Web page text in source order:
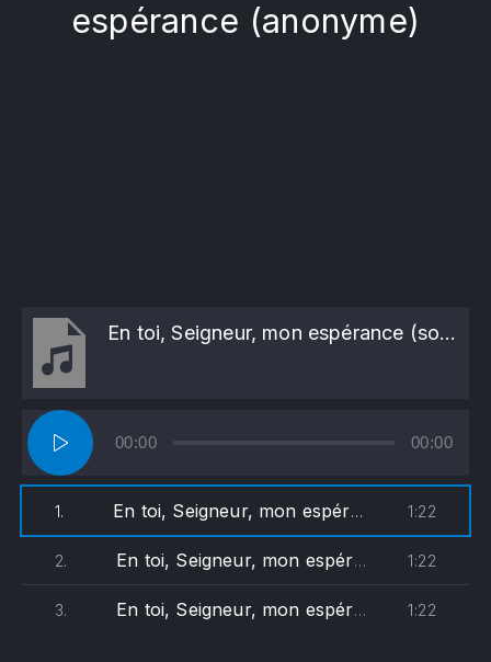
espérance (anonyme)
En toi, Seigneur, mon espérance (soprane)
Lecteur
audio
00:00 00:00
1. En toi, Seigneur, mon espérance (soprane) 1:22
2. En toi, Seigneur, mon espérance (alto & ténor) 1:22
3. En toi, Seigneur, mon espérance (basse) 1:22